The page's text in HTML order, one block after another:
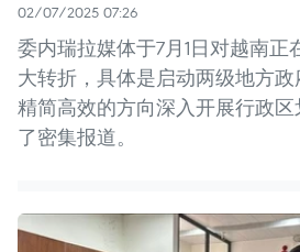
02/07/2025 07:26
委内瑞拉媒体于7月1日对越南正
大转折，具体是启动两级地方
精简高效的方向深入开展行政
了密集报道。